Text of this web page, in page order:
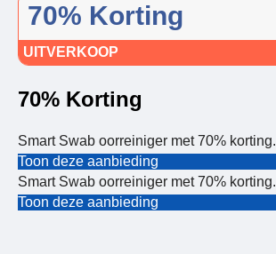
70% Korting
UITVERKOOP
70% Korting
Smart Swab oorreiniger met 70% korting.
Toon deze aanbieding
Smart Swab oorreiniger met 70% korting.
Toon deze aanbieding